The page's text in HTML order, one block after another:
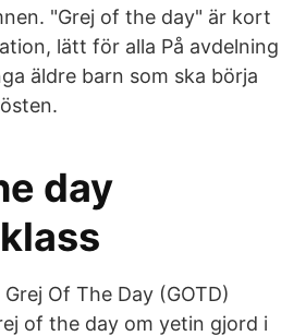
"Grej of the day" är kort
lätt för alla På avdelning
äldre barn som ska börja
day
Of The Day (GOTD)
of the day om yetin gjord i